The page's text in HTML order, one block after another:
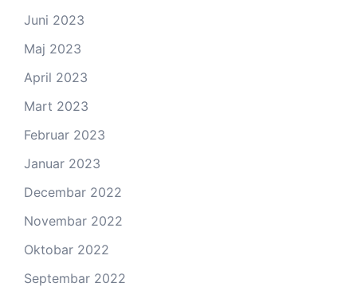
Juni 2023
Maj 2023
April 2023
Mart 2023
Februar 2023
Januar 2023
Decembar 2022
Novembar 2022
Oktobar 2022
Septembar 2022